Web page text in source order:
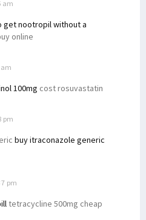
am
get nootropil without a
online
100mg cost rosuvastatin
pm
buy itraconazole generic
pm
tetracycline 500mg cheap